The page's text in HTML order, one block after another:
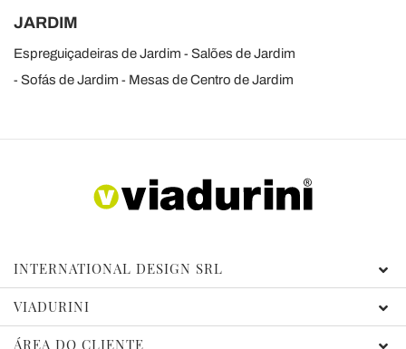
JARDIM
Espreguiçadeiras de Jardim
Salões de Jardim
Sofás de Jardim
Mesas de Centro de Jardim
INTERNATIONAL DESIGN SRL
VIADURINI
ÁREA DO CLIENTE